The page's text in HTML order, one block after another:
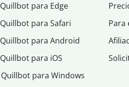
Quillbot para Edge
Quillbot para Safari
Quillbot para Android
Quillbot para iOS
Quillbot para Windows
Para